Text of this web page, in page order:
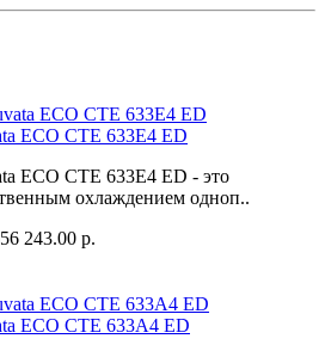
ECO CTE 633E4 ED
ECO CTE 633E4 ED - это
охлаждением одноп..
243.00 р.
ECO CTE 633A4 ED